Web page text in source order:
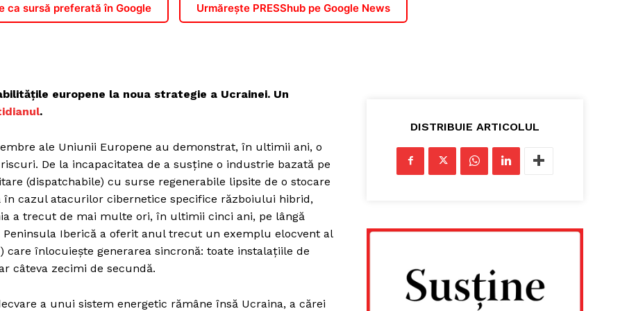
ca sursă preferată în Google Urmărește PRESShub pe Google News
europene la noua strategie a Ucrainei. Un
.
ale Uniunii Europene au demonstrat, în ultimii ani, o
De la incapacitatea de a susține o industrie bazată pe
(dispatchabile) cu surse regenerabile lipsite de o stocare
cazul atacurilor cibernetice specifice războiului hibrid,
a trecut de mai multe ori, în ultimii cinci ani, pe lângă
Iberică a oferit anul trecut un exemplu elocvent al
care înlocuiește generarea sincronă: toate instalațiile de
câteva zecimi de secundă.
a unui sistem energetic rămâne însă Ucraina, a cărei
DISTRIBUIE ARTICOLUL